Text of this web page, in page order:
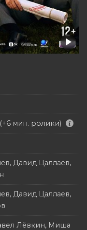
мин. ролики)
Давид Цаллаев,
Давид Цаллаев,
Лёвкин, Миша